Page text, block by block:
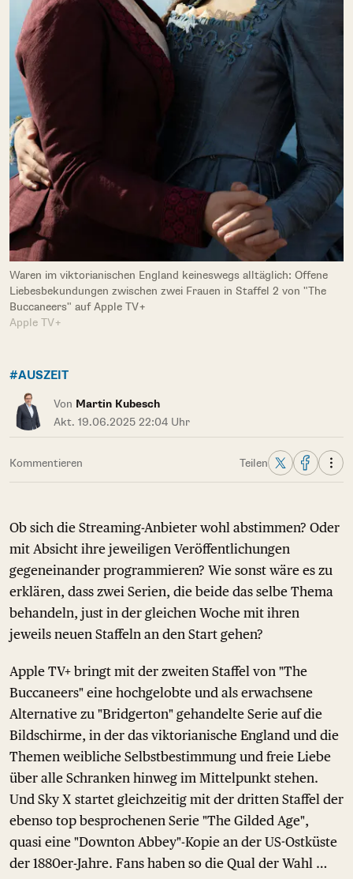
Waren im viktorianischen England keineswegs alltäglich: Offene
Liebesbekundungen zwischen zwei Frauen in Staffel 2 von "The
Buccaneers" auf Apple TV+
Apple TV+
#AUSZEIT
Von Martin Kubesch
Akt. 19.06.2025 22:04 Uhr
Kommentieren Teilen
Ob sich die Streaming-Anbieter wohl abstimmen? Oder
mit Absicht ihre jeweiligen Veröffentlichungen
gegeneinander programmieren? Wie sonst wäre es zu
erklären, dass zwei Serien, die beide das selbe Thema
behandeln, just in der gleichen Woche mit ihren
jeweils neuen Staffeln an den Start gehen?
Apple TV+ bringt mit der zweiten Staffel von "The
Buccaneers" eine hochgelobte und als erwachsene
Alternative zu "Bridgerton" gehandelte Serie auf die
Bildschirme, in der das viktorianische England und die
Themen weibliche Selbstbestimmung und freie Liebe
über alle Schranken hinweg im Mittelpunkt stehen.
Und Sky X startet gleichzeitig mit der dritten Staffel der
ebenso top besprochenen Serie "The Gilded Age",
quasi eine "Downton Abbey"-Kopie an der US-Ostküste
der 1880er-Jahre. Fans haben so die Qual der Wahl …